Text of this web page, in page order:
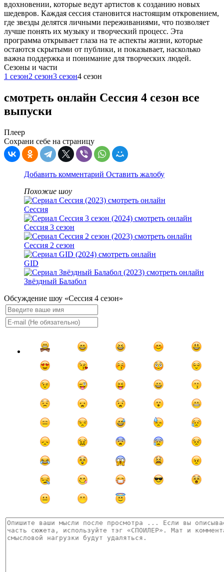
вдохновении, которые ведут артистов к созданию новых
шедевров. Каждая сессия становится настоящим откровением,
где звезды делятся личными переживаниями, что позволяет
лучше понять их музыку и творческий процесс. Эта
программа открывает глаза на те аспекты жизни, которые
остаются скрытыми от публики, и показывает, насколько
важна поддержка и понимание для творческих людей.
Cезоны и части
1 сезон2 сезон3 сезон4 сезон
смотреть онлайн Сессия 4 сезон все
выпуски
Плеер
Сохрани себе на страницу
Добавить комментарий Оставить жалобу
Похожие шоу
Сессия
Сессия 3 сезон
Сессия 2 сезон
GID
Звёздный Балабол
Обсуждение шоу «Сессия 4 сезон»